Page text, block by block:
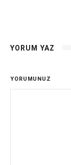
YORUM YAZ
YORUMUNUZ